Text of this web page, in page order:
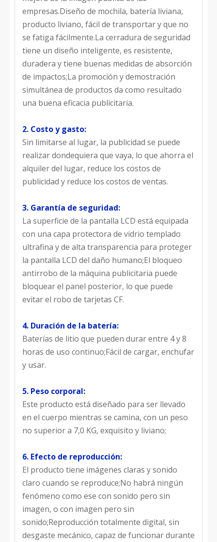
empresas.Diseño de mochila, batería liviana,
producto liviano, fácil de transportar y que no
se fatiga fácilmente.La cerradura de seguridad
tiene un diseño inteligente, es resistente,
duradera y tiene buenas medidas de absorción
de impactos;La promoción y demostración
simultánea de productos da como resultado
una buena eficacia publicitaria.
2. Costo y gasto:
Sin limitarse al lugar, la publicidad se puede
realizar dondequiera que vaya, lo que ahorra el
alquiler del lugar, reduce los costos de
publicidad y reduce los costos de ventas.
3. Garantía de seguridad:
La superficie de la pantalla LCD está equipada
con una capa protectora de vidrio templado
ultrafina y de alta transparencia para proteger
la pantalla LCD del daño humano;El bloqueo
antirrobo de la máquina publicitaria puede
bloquear el panel posterior, lo que puede
evitar el robo de tarjetas CF.
4. Duración de la batería:
Baterías de litio que pueden durar entre 4 y 8
horas de uso continuo;Fácil de cargar, enchufar
y usar.
5. Peso corporal:
Este producto está diseñado para ser llevado
en el cuerpo mientras se camina, con un peso
no superior a 7,0 KG, exquisito y liviano;
6. Efecto de reproducción:
El producto tiene imágenes claras y sonido
claro cuando se reproduce;No habrá ningún
fenómeno como ese con sonido pero sin
imagen, o con imagen pero sin
sonido;Reproducción totalmente digital, sin
desgaste mecánico, capaz de funcionar durante